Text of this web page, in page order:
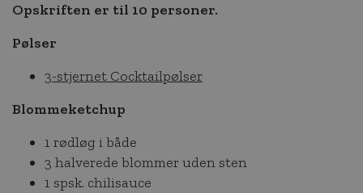
Opskriften er til 10 personer.
Pølser
3-stjernet Cocktailpølser
Blommeketchup
1 rødløg i både
3 halverede blommer uden sten
1 spsk. chilisauce